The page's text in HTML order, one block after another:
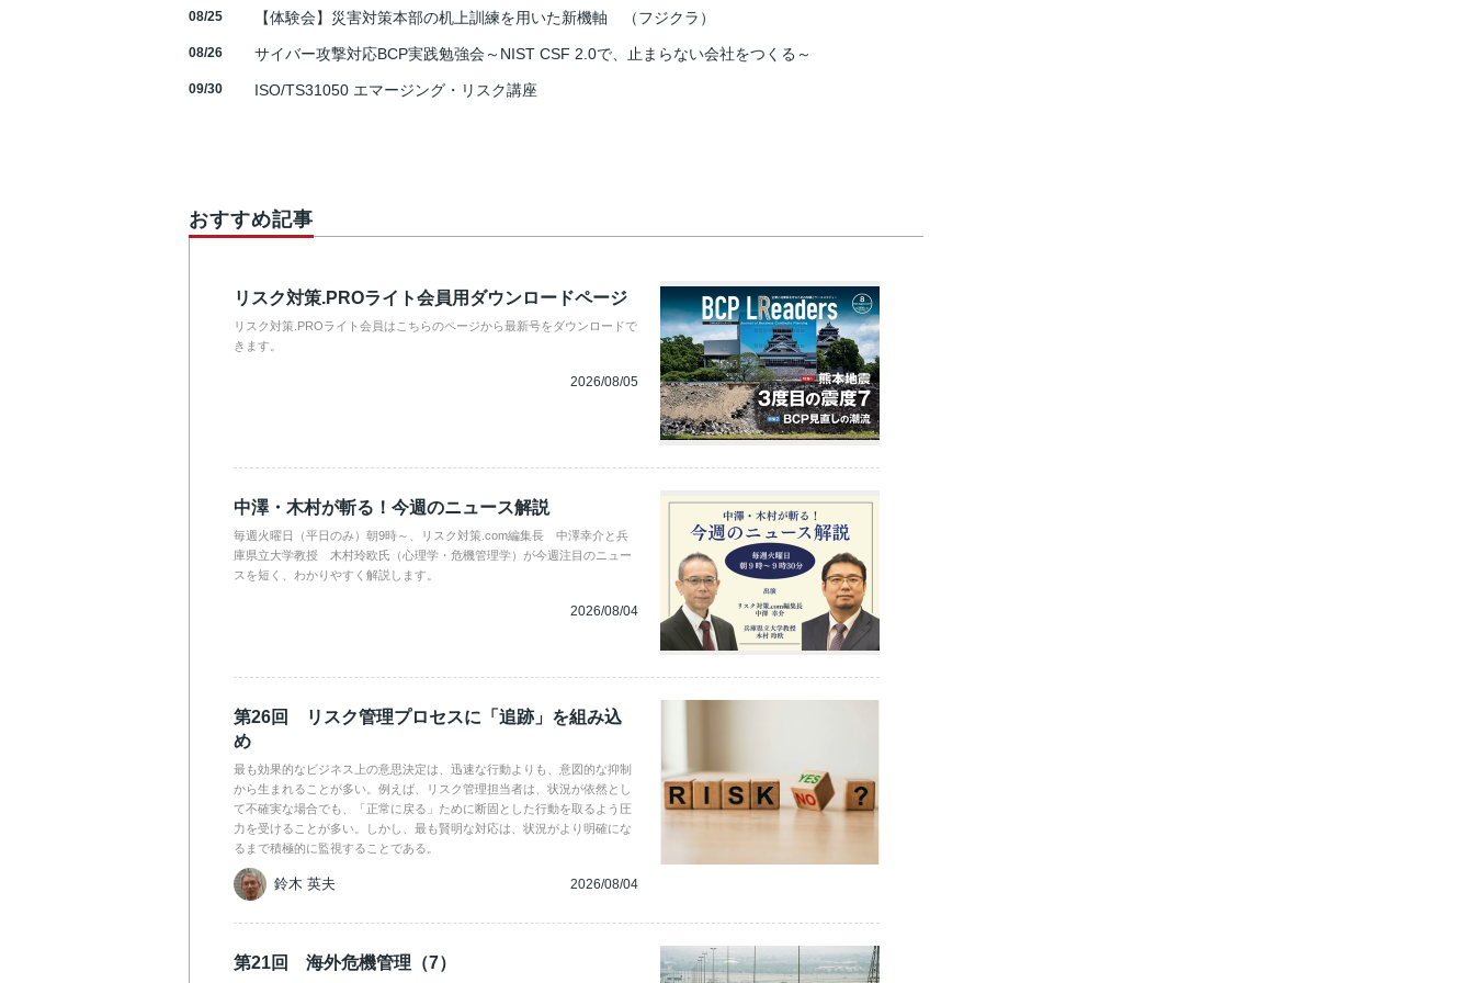
08/25 【体験会】災害対策本部の机上訓練を用いた新機軸 （フジクラ）
08/26 サイバー攻撃対応BCP実践勉強会～NIST CSF 2.0で、止まらない会社をつくる～
09/30 ISO/TS31050 エマージング・リスク講座
おすすめ記事
リスク対策.PROライト会員用ダウンロードページ
リスク対策.PROライト会員はこちらのページから最新号をダウンロードで
きます。
2026/08/05
中澤・木村が斬る！今週のニュース解説
毎週火曜日（平日のみ）朝9時～、リスク対策.com編集長 中澤幸介と兵
庫県立大学教授 木村玲欧氏（心理学・危機管理学）が今週注目のニュー
スを短く、わかりやすく解説します。
2026/08/04
第26回 リスク管理プロセスに「追跡」を組み込
め
最も効果的なビジネス上の意思決定は、迅速な行動よりも、意図的な抑制
から生まれることが多い。例えば、リスク管理担当者は、状況が依然とし
て不確実な場合でも、「正常に戻る」ために断固とした行動を取るよう圧
力を受けることが多い。しかし、最も賢明な対応は、状況がより明確にな
るまで積極的に監視することである。
鈴木 英夫 2026/08/04
第21回 海外危機管理（7）